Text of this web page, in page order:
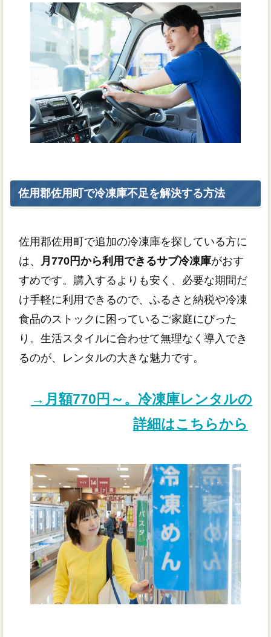
佐用郡佐用町で冷凍庫不足を解決する方法
佐用郡佐用町で追加の冷凍庫を探している方に
は、
月770円から利用できるサブ冷凍庫がおす
すめです。購入するよりも安く、必要な期間だ
け手軽に利用できるので、ふるさと納税や冷凍
食品のストックに困っているご家庭にぴった
り。生活スタイルに合わせて無理なく導入でき
るのが、レンタルの大きな魅力です。
→月額770円～。冷凍庫レンタルの
詳細はこちらから